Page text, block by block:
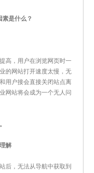
素是什么？
，用户在浏览网页时一
的网站打开速度太慢，无
用户接会直接关闭站点离
网站将会成为一个无人问
解
，无法从导航中获取到